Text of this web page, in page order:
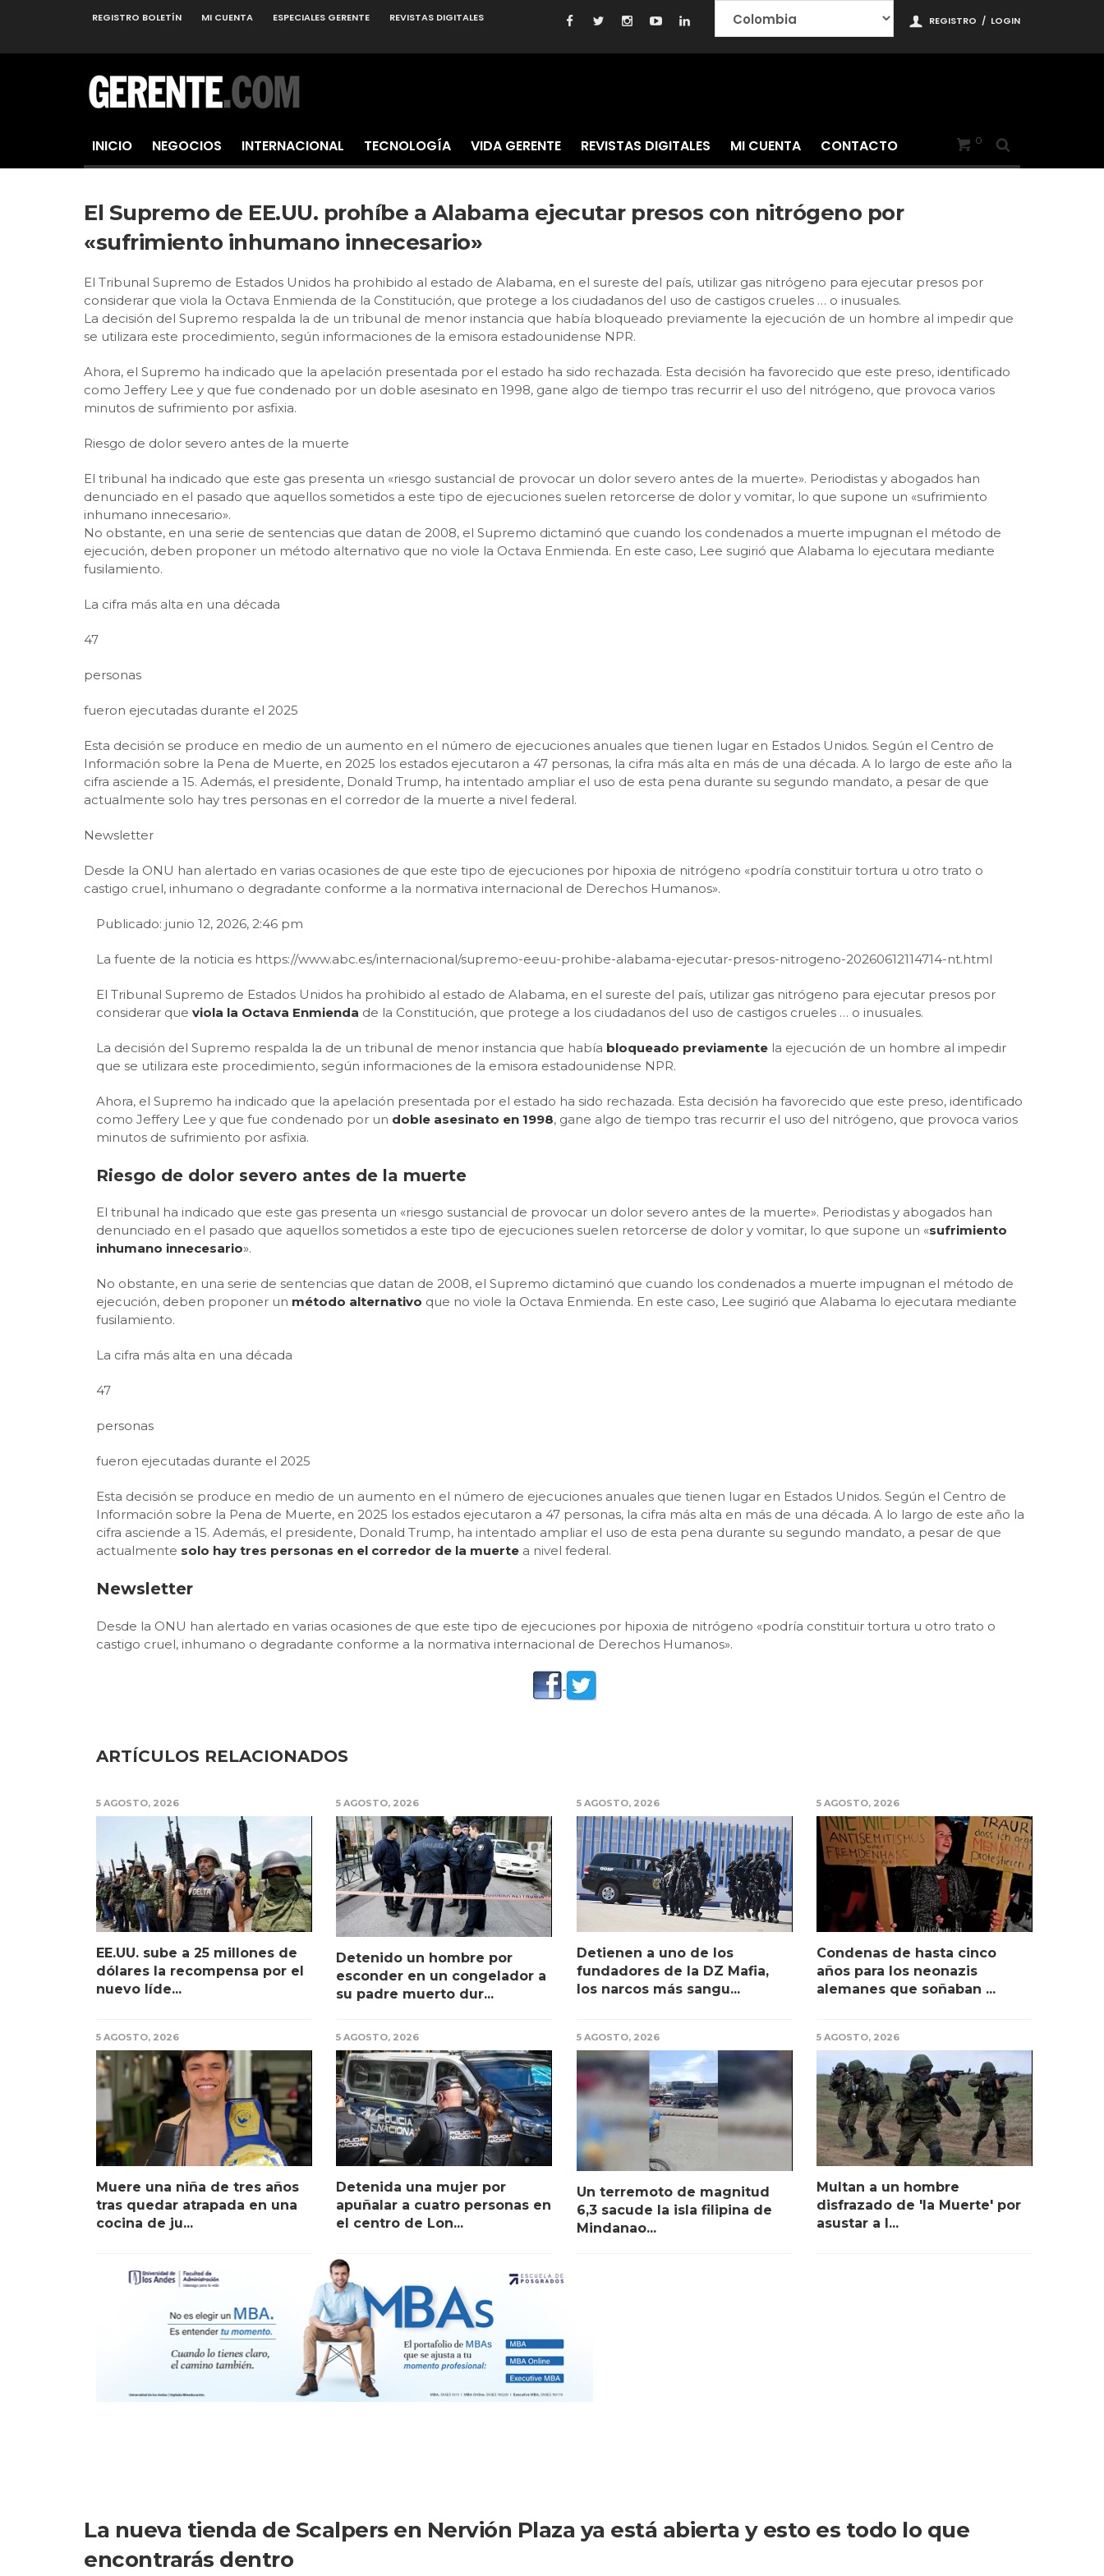
REGISTRO / LOGIN
REGISTRO BOLETÍN MI CUENTA ESPECIALES GERENTE REVISTAS DIGITALES
0
INICIO NEGOCIOS INTERNACIONAL TECNOLOGÍA VIDA GERENTE REVISTAS DIGITALES MI CUENTA CONTACTO
El Supremo de EE.UU. prohíbe a Alabama ejecutar presos con nitrógeno por
«sufrimiento inhumano innecesario»
El Tribunal Supremo de Estados Unidos ha prohibido al estado de Alabama, en el sureste del país, utilizar gas nitrógeno para ejecutar presos por
considerar que viola la Octava Enmienda de la Constitución, que protege a los ciudadanos del uso de castigos crueles … o inusuales.
La decisión del Supremo respalda la de un tribunal de menor instancia que había bloqueado previamente la ejecución de un hombre al impedir que
se utilizara este procedimiento, según informaciones de la emisora estadounidense NPR.
Ahora, el Supremo ha indicado que la apelación presentada por el estado ha sido rechazada. Esta decisión ha favorecido que este preso, identificado
como Jeffery Lee y que fue condenado por un doble asesinato en 1998, gane algo de tiempo tras recurrir el uso del nitrógeno, que provoca varios
minutos de sufrimiento por asfixia.
Riesgo de dolor severo antes de la muerte
El tribunal ha indicado que este gas presenta un «riesgo sustancial de provocar un dolor severo antes de la muerte». Periodistas y abogados han
denunciado en el pasado que aquellos sometidos a este tipo de ejecuciones suelen retorcerse de dolor y vomitar, lo que supone un «sufrimiento
inhumano innecesario».
No obstante, en una serie de sentencias que datan de 2008, el Supremo dictaminó que cuando los condenados a muerte impugnan el método de
ejecución, deben proponer un método alternativo que no viole la Octava Enmienda. En este caso, Lee sugirió que Alabama lo ejecutara mediante
fusilamiento.
La cifra más alta en una década
47
personas
fueron ejecutadas durante el 2025
Esta decisión se produce en medio de un aumento en el número de ejecuciones anuales que tienen lugar en Estados Unidos. Según el Centro de
Información sobre la Pena de Muerte, en 2025 los estados ejecutaron a 47 personas, la cifra más alta en más de una década. A lo largo de este año la
cifra asciende a 15. Además, el presidente, Donald Trump, ha intentado ampliar el uso de esta pena durante su segundo mandato, a pesar de que
actualmente solo hay tres personas en el corredor de la muerte a nivel federal.
Newsletter
Desde la ONU han alertado en varias ocasiones de que este tipo de ejecuciones por hipoxia de nitrógeno «podría constituir tortura u otro trato o
castigo cruel, inhumano o degradante conforme a la normativa internacional de Derechos Humanos».
Publicado: junio 12, 2026, 2:46 pm
La fuente de la noticia es https://www.abc.es/internacional/supremo-eeuu-prohibe-alabama-ejecutar-presos-nitrogeno-20260612114714-nt.html
El Tribunal Supremo de Estados Unidos ha prohibido al estado de Alabama, en el sureste del país, utilizar gas nitrógeno para ejecutar presos por
considerar que viola la Octava Enmienda de la Constitución, que protege a los ciudadanos del uso de castigos crueles … o inusuales.
La decisión del Supremo respalda la de un tribunal de menor instancia que había bloqueado previamente la ejecución de un hombre al impedir
que se utilizara este procedimiento, según informaciones de la emisora estadounidense NPR.
Ahora, el Supremo ha indicado que la apelación presentada por el estado ha sido rechazada. Esta decisión ha favorecido que este preso, identificado
como Jeffery Lee y que fue condenado por un doble asesinato en 1998, gane algo de tiempo tras recurrir el uso del nitrógeno, que provoca varios
minutos de sufrimiento por asfixia.
Riesgo de dolor severo antes de la muerte
El tribunal ha indicado que este gas presenta un «riesgo sustancial de provocar un dolor severo antes de la muerte». Periodistas y abogados han
denunciado en el pasado que aquellos sometidos a este tipo de ejecuciones suelen retorcerse de dolor y vomitar, lo que supone un «sufrimiento
inhumano innecesario».
No obstante, en una serie de sentencias que datan de 2008, el Supremo dictaminó que cuando los condenados a muerte impugnan el método de
ejecución, deben proponer un método alternativo que no viole la Octava Enmienda. En este caso, Lee sugirió que Alabama lo ejecutara mediante
fusilamiento.
La cifra más alta en una década
47
personas
fueron ejecutadas durante el 2025
Esta decisión se produce en medio de un aumento en el número de ejecuciones anuales que tienen lugar en Estados Unidos. Según el Centro de
Información sobre la Pena de Muerte, en 2025 los estados ejecutaron a 47 personas, la cifra más alta en más de una década. A lo largo de este año la
cifra asciende a 15. Además, el presidente, Donald Trump, ha intentado ampliar el uso de esta pena durante su segundo mandato, a pesar de que
actualmente solo hay tres personas en el corredor de la muerte a nivel federal.
Newsletter
Desde la ONU han alertado en varias ocasiones de que este tipo de ejecuciones por hipoxia de nitrógeno «podría constituir tortura u otro trato o
castigo cruel, inhumano o degradante conforme a la normativa internacional de Derechos Humanos».
ARTÍCULOS RELACIONADOS
5 AGOSTO, 2026
EE.UU. sube a 25 millones de
dólares la recompensa por el
nuevo líde...
5 AGOSTO, 2026
Detenido un hombre por
esconder en un congelador a
su padre muerto dur...
5 AGOSTO, 2026
Detienen a uno de los
fundadores de la DZ Mafia,
los narcos más sangu...
5 AGOSTO, 2026
Condenas de hasta cinco
años para los neonazis
alemanes que soñaban ...
5 AGOSTO, 2026
Muere una niña de tres años
tras quedar atrapada en una
cocina de ju...
5 AGOSTO, 2026
Detenida una mujer por
apuñalar a cuatro personas en
el centro de Lon...
5 AGOSTO, 2026
Un terremoto de magnitud
6,3 sacude la isla filipina de
Mindanao...
5 AGOSTO, 2026
Multan a un hombre
disfrazado de 'la Muerte' por
asustar a l...
La nueva tienda de Scalpers en Nervión Plaza ya está abierta y esto es todo lo que
encontrarás dentro